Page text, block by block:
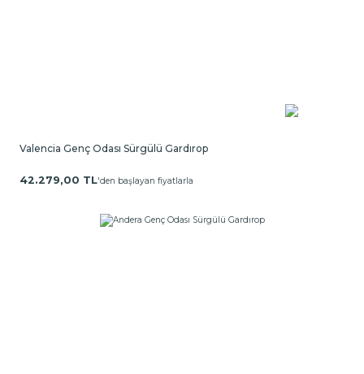
Valencia Genç Odası Sürgülü Gardırop
42.279,00 TL'den başlayan fiyatlarla